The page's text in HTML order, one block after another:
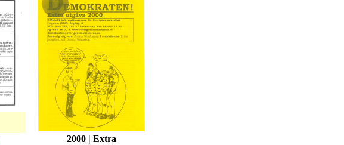
2000 | Extra